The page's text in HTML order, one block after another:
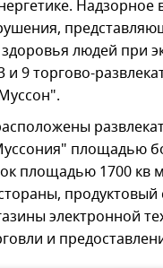
Надзорное
людей при
и 9 торгово-
площадью
площадью 1700 кв
продуктовый
электронной
и